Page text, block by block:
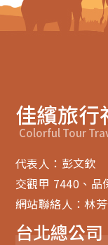
佳繽旅行
Colorful Tour
代表人：彭文欽
交觀甲 7440、品
網站聯絡人：林
台北總公司